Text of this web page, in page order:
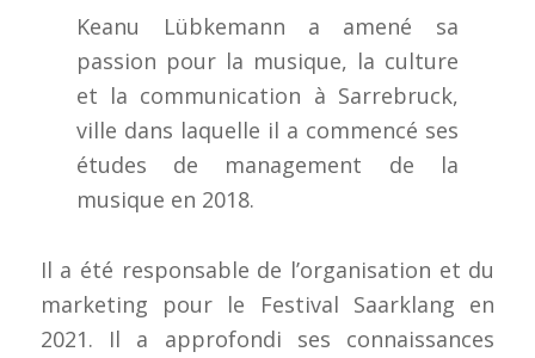
Keanu Lübkemann a amené sa
passion pour la musique, la culture
et la communication à Sarrebruck,
ville dans laquelle il a commencé ses
études de management de la
musique en 2018.
Il a été responsable de l’organisation et du
marketing pour le Festival Saarklang en
2021. Il a approfondi ses connaissances